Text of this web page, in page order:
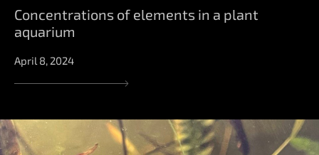
Concentrations of elements in a plant
aquarium
April 8, 2024